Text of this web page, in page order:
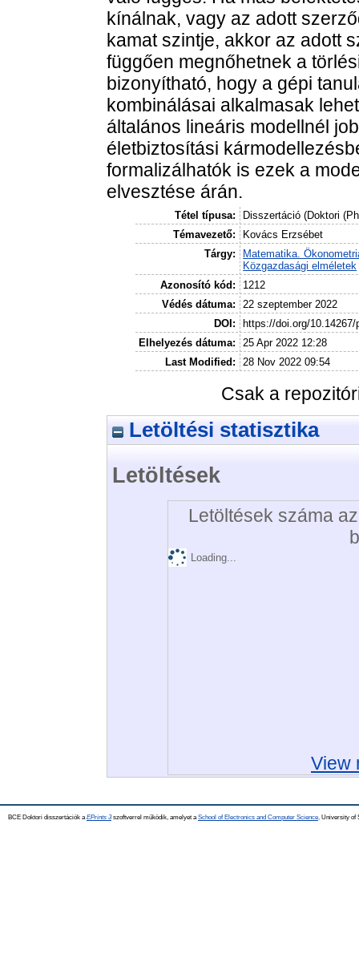
kínálnak, vagy az adott
kamat szintje, akkor az adott
függően megnőhetnek a
bizonyítható, hogy a gépi
kombinálásai alkalmasak
általános lineáris modellnél
életbiztosítási
formalizálhatók is ezek a
elvesztése árán.
Tétel típusa:
Disszertáció (Doktori
Témavezető:
Kovács Erzsébet
Tárgy:
Matematika.
Közgazdasági elméletek
Azonosító kód:
1212
Védés dátuma:
22 szeptember 2022
DOI:
https://doi.org/10.14267/
Elhelyezés dátuma:
25 Apr 2022 12:28
Last Modified:
28 Nov 2022 09:54
Csak a
Letöltési statisztika
Letöltések
Letöltések száma
Loading...
View
BCE Doktori disszertációk a EPrints 3szoftverrel működik, amelyet a School of Electronics and Computer Science, University of